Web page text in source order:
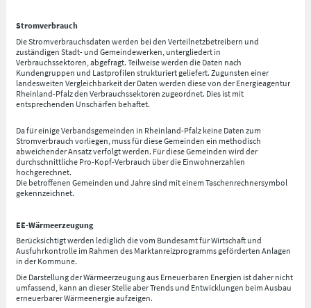
Stromverbrauch
Die Stromverbrauchsdaten werden bei den Verteilnetzbetreibern und
zuständigen Stadt- und Gemeindewerken, untergliedert in
Verbrauchssektoren, abgefragt. Teilweise werden die Daten nach
Kundengruppen und Lastprofilen strukturiert geliefert. Zugunsten einer
landesweiten Vergleichbarkeit der Daten werden diese von der Energieagentur
Rheinland-Pfalz den Verbrauchssektoren zugeordnet. Dies ist mit
entsprechenden Unschärfen behaftet.
Da für einige Verbandsgemeinden in Rheinland-Pfalz keine Daten zum
Stromverbrauch vorliegen, muss für diese Gemeinden ein methodisch
abweichender Ansatz verfolgt werden. Für diese Gemeinden wird der
durchschnittliche Pro-Kopf-Verbrauch über die Einwohnerzahlen
hochgerechnet.
Die betroffenen Gemeinden und Jahre sind mit einem Taschenrechnersymbol
gekennzeichnet.
EE-Wärmeerzeugung
Berücksichtigt werden lediglich die vom Bundesamt für Wirtschaft und
Ausfuhrkontrolle im Rahmen des Marktanreizprogramms geförderten Anlagen
in der Kommune.
Die Darstellung der Wärmeerzeugung aus Erneuerbaren Energien ist daher nicht
umfassend, kann an dieser Stelle aber Trends und Entwicklungen beim Ausbau
erneuerbarer Wärmeenergie aufzeigen.